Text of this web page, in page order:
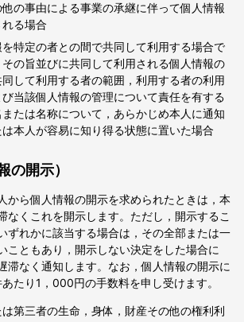
の事由による事業の承継に伴って個人情報
る場合
特定の者との間で共同して利用する場合で
の旨並びに共同して利用される個人情報の
して利用する者の範囲，利用する者の利用
び当該個人情報の管理について責任を有する
たは名称について，あらかじめ本人に通知
は本人が容易に知り得る状態に置いた場合
の開示）
から個人情報の開示を求められたときは，本
なくこれを開示します。ただし，開示するこ
ずれかに該当する場合は，その全部または一
こともあり，開示しない決定をした場合に
滞なく通知します。なお，個人情報の開示に
たり1，000円の手数料を申し受けます。
第三者の生命，身体，財産その他の権利利